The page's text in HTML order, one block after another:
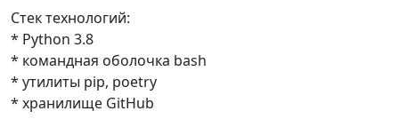
Стек технологий:
* Python 3.8
* командная оболочка bash
* утилиты pip, poetry
* хранилище GitHub